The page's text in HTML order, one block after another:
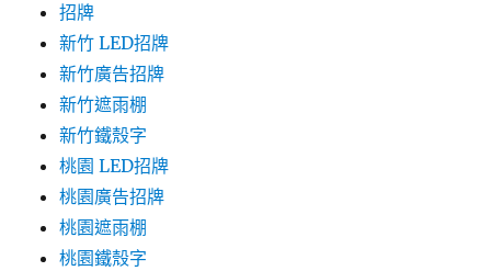
招牌
新竹 LED招牌
新竹廣告招牌
新竹遮雨棚
新竹鐵殼字
桃園 LED招牌
桃園廣告招牌
桃園遮雨棚
桃園鐵殼字